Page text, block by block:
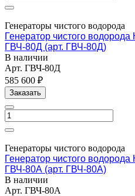
Генераторы чистого водорода
Генератор чистого
ГВЧ-80Д (арт. ГВЧ-80Д)
В наличии
Арт. ГВЧ-80Д
585 600 ₽
Заказать
Генераторы чистого водорода
Генератор чистого
ГВЧ-80А (арт. ГВЧ-80А)
В наличии
Арт. ГВЧ-80А